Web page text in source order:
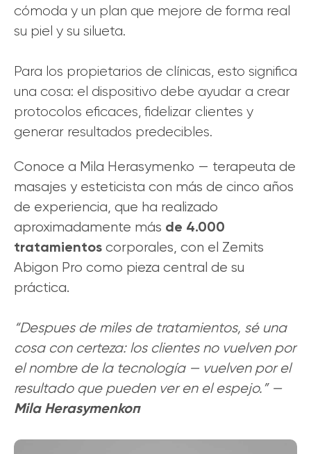
cómoda y un plan que mejore de forma real
su piel y su silueta.
Para los propietarios de clínicas, esto significa
una cosa: el dispositivo debe ayudar a crear
protocolos eficaces, fidelizar clientes y
generar resultados predecibles.
Conoce a Mila Herasymenko — terapeuta de
masajes y esteticista con más de cinco años
de experiencia, que ha realizado
aproximadamente más de 4.000
tratamientos corporales, con el Zemits
Abigon Pro como pieza central de su
práctica.
“Despues de miles de tratamientos, sé una
cosa con certeza: los clientes no vuelven por
el nombre de la tecnología — vuelven por el
resultado que pueden ver en el espejo.” —
Mila Herasymenkoп